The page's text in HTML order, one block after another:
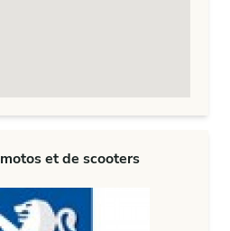
et de scooters